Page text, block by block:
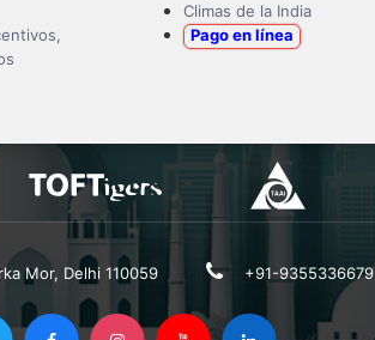
Climas de la India
Pago en línea
Mor, Delhi 110059 +91-9355336679